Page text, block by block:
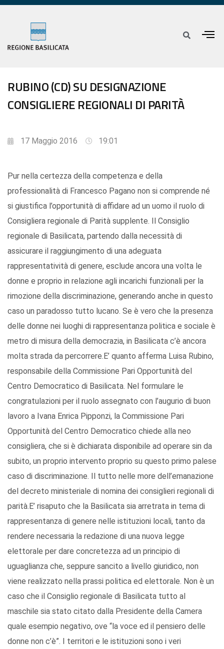
RUBINO (CD) SU DESIGNAZIONE
CONSIGLIERE REGIONALI DI PARITÀ
17 Maggio 2016 19:01
Pur nella certezza della competenza e della
professionalità di Francesco Pagano non si comprende né
si giustifica l’opportunità di affidare ad un uomo il ruolo di
Consigliera regionale di Parità supplente. Il Consiglio
regionale di Basilicata, partendo dalla necessità di
assicurare il raggiungimento di una adeguata
rappresentatività di genere, esclude ancora una volta le
donne e proprio in relazione agli incarichi funzionali per la
rimozione della discriminazione, generando anche in questo
caso un paradosso tutto lucano. Se è vero che la presenza
delle donne nei luoghi di rappresentanza politica e sociale è
metro di misura della democrazia, in Basilicata c’è ancora
molta strada da percorrere.E’ quanto afferma Luisa Rubino,
responsabile della Commissione Pari Opportunità del
Centro Democratico di Basilicata. Nel formulare le
congratulazioni per il ruolo assegnato con l’augurio di buon
lavoro a Ivana Enrica Pipponzi, la Commissione Pari
Opportunità del Centro Democratico chiede alla neo
consigliera, che si è dichiarata disponibile ad operare sin da
subito, un proprio intervento proprio su questo primo palese
caso di discriminazione. Il tutto nelle more dell’emanazione
del decreto ministeriale di nomina dei consiglieri regionali di
parità.E’ risaputo che la Basilicata sia arretrata in tema di
rappresentanza di genere nelle istituzioni locali, tanto da
rendere necessaria la redazione di una nuova legge
elettorale per dare concretezza ad un principio di
uguaglianza che, seppure sancito a livello giuridico, non
viene realizzato nella prassi politica ed elettorale. Non è un
caso che il Consiglio regionale di Basilicata tutto al
maschile sia stato citato dalla Presidente della Camera
quale esempio negativo, ove “la voce ed il pensiero delle
donne non c’è”. I territori e le istituzioni sono i veri